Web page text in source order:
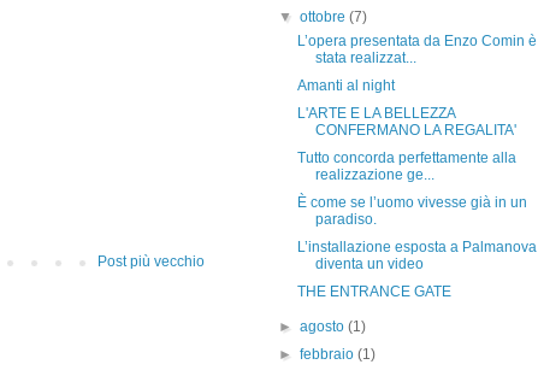
Post più vecchio
▼ottobre(7)
L’opera presentata da Enzo Comin è
stata realizzat...
Amanti al night
L'ARTE E LA BELLEZZA
CONFERMANO LA REGALITA'
Tutto concorda perfettamente alla
realizzazione ge...
È come se l’uomo vivesse già in un
paradiso.
L’installazione esposta a Palmanova
diventa un video
THE ENTRANCE GATE
►agosto(1)
►febbraio(1)